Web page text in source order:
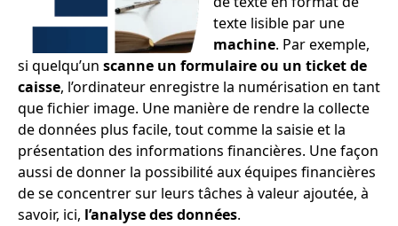
texte lisible par une
machine. Par exemple,
si quelqu’un scanne un formulaire ou un ticket de
caisse, l’ordinateur enregistre la numérisation en tant
que fichier image. Une manière de rendre la collecte
de données plus facile, tout comme la saisie et la
présentation des informations financières. Une façon
aussi de donner la possibilité aux équipes financières
de se concentrer sur leurs tâches à valeur ajoutée, à
savoir, ici, l’analyse des données.